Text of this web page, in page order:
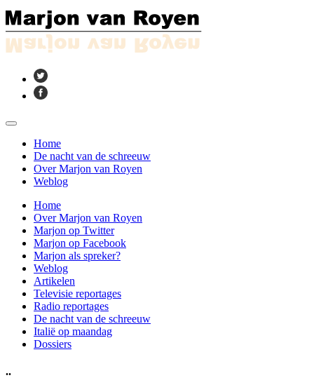
Home
De nacht van de schreeuw
Over Marjon van Royen
Weblog
Home
Over Marjon van Royen
Marjon op Twitter
Marjon op Facebook
Marjon als spreker?
Weblog
Artikelen
Televisie reportages
Radio reportages
De nacht van de schreeuw
Italië op maandag
Dossiers
..